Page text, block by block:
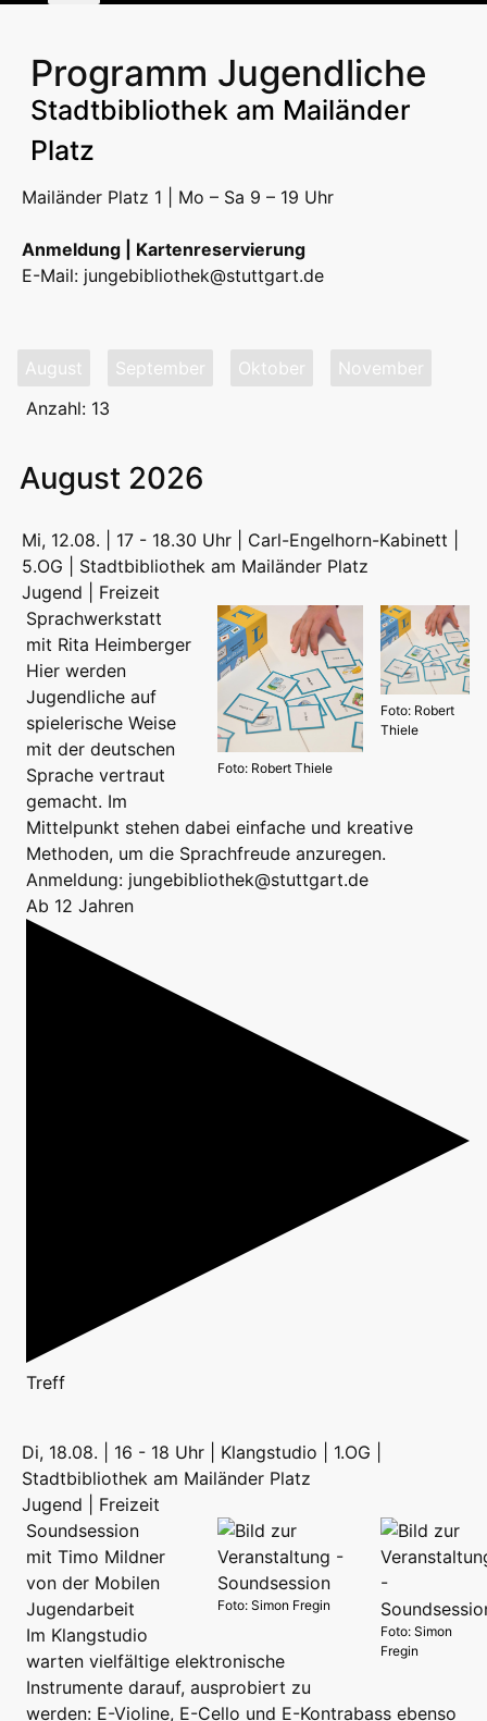
Programm Jugendliche
Stadtbibliothek am Mailänder
Platz
Mailänder Platz 1 | Mo – Sa 9 – 19 Uhr
Anmeldung | Kartenreservierung
E-Mail: jungebibliothek@stuttgart.de
August September Oktober
November
Anzahl: 13
August 2026
Mi, 12.08. | 17 - 18.30 Uhr | Carl-Engelhorn-Kabinett |
5.OG | Stadtbibliothek am Mailänder Platz
Jugend | Freizeit
Foto: Robert
Thiele
Foto: Robert Thiele
Sprachwerkstatt
mit Rita Heimberger
Hier werden
Jugendliche auf
spielerische Weise
mit der deutschen
Sprache vertraut
gemacht. Im
Mittelpunkt stehen dabei einfache und kreative
Methoden, um die Sprachfreude anzuregen.
Anmeldung: jungebibliothek@stuttgart.de
Ab 12 Jahren
Treff
Di, 18.08. | 16 - 18 Uhr | Klangstudio | 1.OG |
Stadtbibliothek am Mailänder Platz
Jugend | Freizeit
Foto: Simon
Fregin
Foto: Simon Fregin
Soundsession
mit Timo Mildner
von der Mobilen
Jugendarbeit
Im Klangstudio
warten vielfältige elektronische
Instrumente darauf, ausprobiert zu
werden: E-Violine, E-Cello und E-Kontrabass ebenso